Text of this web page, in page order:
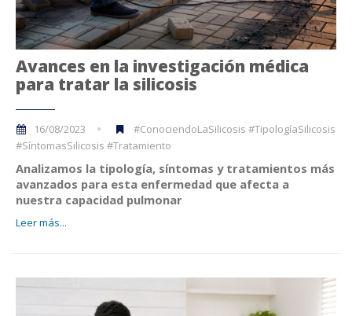
Avances en la investigación médica
para tratar la silicosis
16/08/2023
#ConociendoLaSilicosis #TipologíaSilicosis
#SíntomasSilicosis #Tratamiento
Analizamos la tipología, síntomas y tratamientos más
avanzados para esta enfermedad que afecta a
nuestra capacidad pulmonar
Leer más...